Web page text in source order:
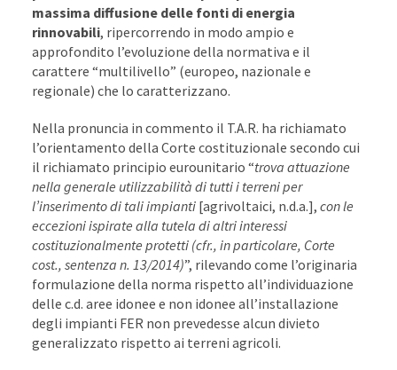
massima diffusione delle fonti di energia
rinnovabili, ripercorrendo in modo ampio e
approfondito l’evoluzione della normativa e il
carattere “multilivello” (europeo, nazionale e
regionale) che lo caratterizzano.
Nella pronuncia in commento il T.A.R. ha richiamato
l’orientamento della Corte costituzionale secondo cui
il richiamato principio eurounitario “trova attuazione
nella generale utilizzabilità di tutti i terreni per
l’inserimento di tali impianti[agrivoltaici, n.d.a.], con le
eccezioni ispirate alla tutela di altri interessi
costituzionalmente protetti (cfr., in particolare, Corte
cost., sentenza n. 13/2014)”, rilevando come l’originaria
formulazione della norma rispetto all’individuazione
delle c.d. aree idonee e non idonee all’installazione
degli impianti FER non prevedesse alcun divieto
generalizzato rispetto ai terreni agricoli.